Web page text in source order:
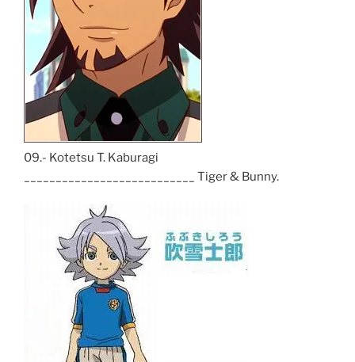
09.- Kotetsu T. Kaburagi
___________________________ Tiger & Bunny.